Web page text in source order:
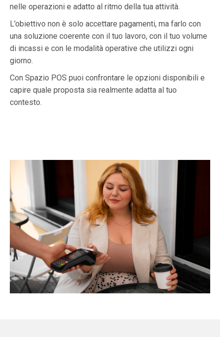
nelle operazioni e adatto al ritmo della tua attività.
L’obiettivo non è solo accettare pagamenti, ma farlo con
una soluzione coerente con il tuo lavoro, con il tuo volume
di incassi e con le modalità operative che utilizzi ogni
giorno.
Con Spazio POS puoi confrontare le opzioni disponibili e
capire quale proposta sia realmente adatta al tuo
contesto.